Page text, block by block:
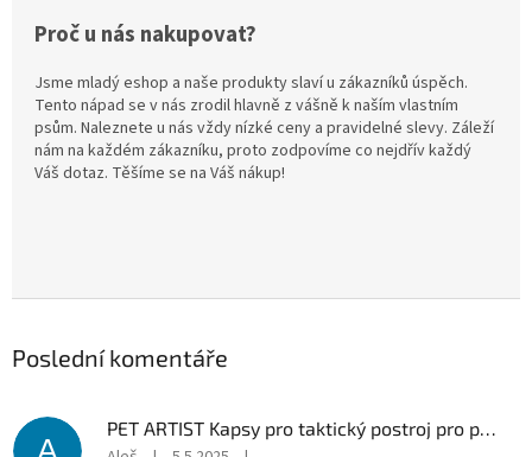
Proč u nás nakupovat?
Jsme mladý eshop a naše produkty slaví u zákazníků úspěch.
Tento nápad se v nás zrodil hlavně z vášně k naším vlastním
psům. Naleznete u nás vždy nízké ceny a pravidelné slevy. Záleží
nám na každém zákazníku, proto zodpovíme co nejdřív každý
Váš dotaz. Těšíme se na Váš nákup!
Poslední komentáře
PET ARTIST Kapsy pro taktický postroj pro psy 3ks